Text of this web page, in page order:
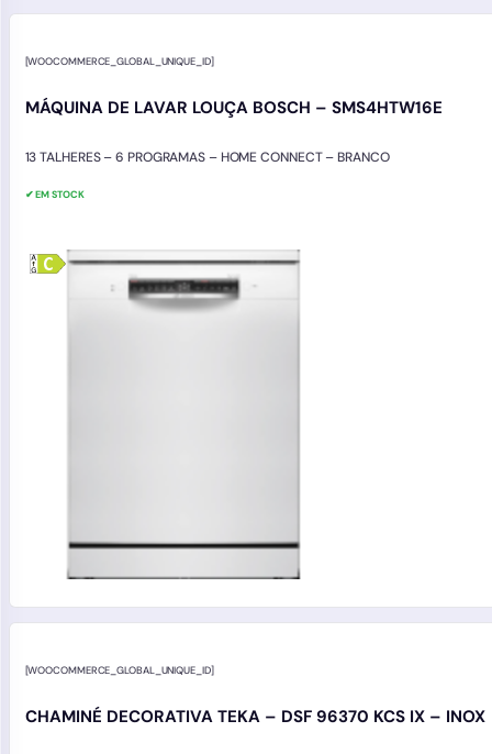
[WOOCOMMERCE_GLOBAL_UNIQUE_ID]
MÁQUINA DE LAVAR LOUÇA BOSCH – SMS4HTW16E
13 TALHERES – 6 PROGRAMAS – HOME CONNECT – BRANCO
✔ EM STOCK
[WOOCOMMERCE_GLOBAL_UNIQUE_ID]
CHAMINÉ DECORATIVA TEKA – DSF 96370 KCS IX – INOX